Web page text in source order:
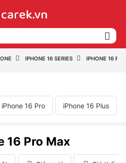
IPHONE 16 SERIES IPHONE 16
iPhone 16 Pro iPhone 16 Plus
16 Pro Max